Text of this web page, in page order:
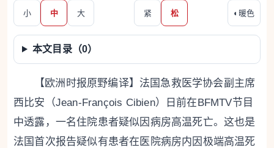
小 中 大 紧 松 ◐ 暖色
本文目录（0）
【欧洲时报原野编译】法国急救医学协会副主席
西比安（Jean-François Cibien）日前在BFMTV节目
中透露，一名住院患者疑似因病房高温死亡。这也是
法国首次报告疑似有患者在医院病房内因极端高温死